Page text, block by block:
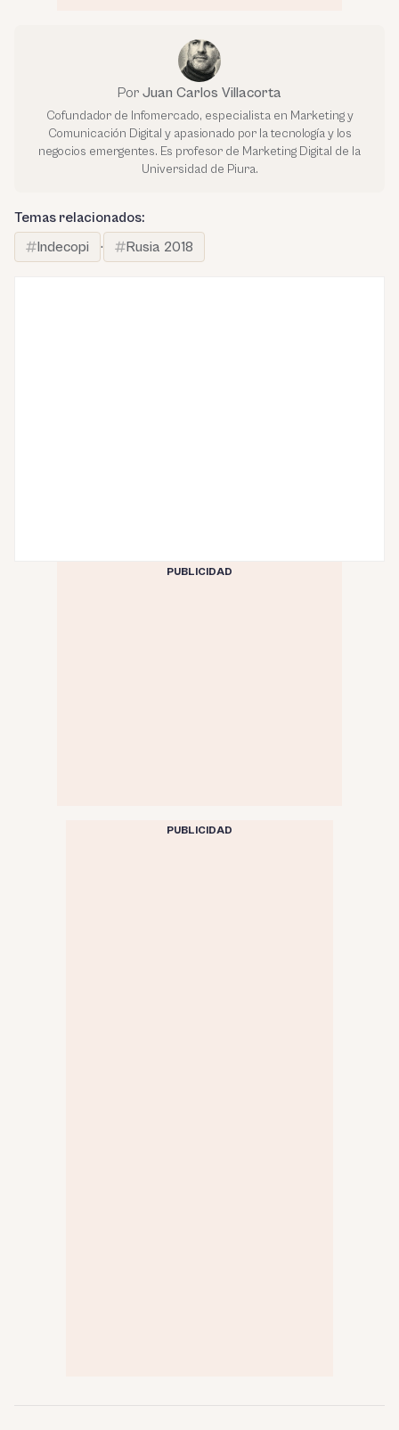
Por Juan Carlos Villacorta
Cofundador de Infomercado, especialista en Marketing y
Comunicación Digital y apasionado por la tecnología y los
negocios emergentes. Es profesor de Marketing Digital de la
Universidad de Piura.
Temas relacionados:
Indecopi
· Rusia 2018
PUBLICIDAD
PUBLICIDAD